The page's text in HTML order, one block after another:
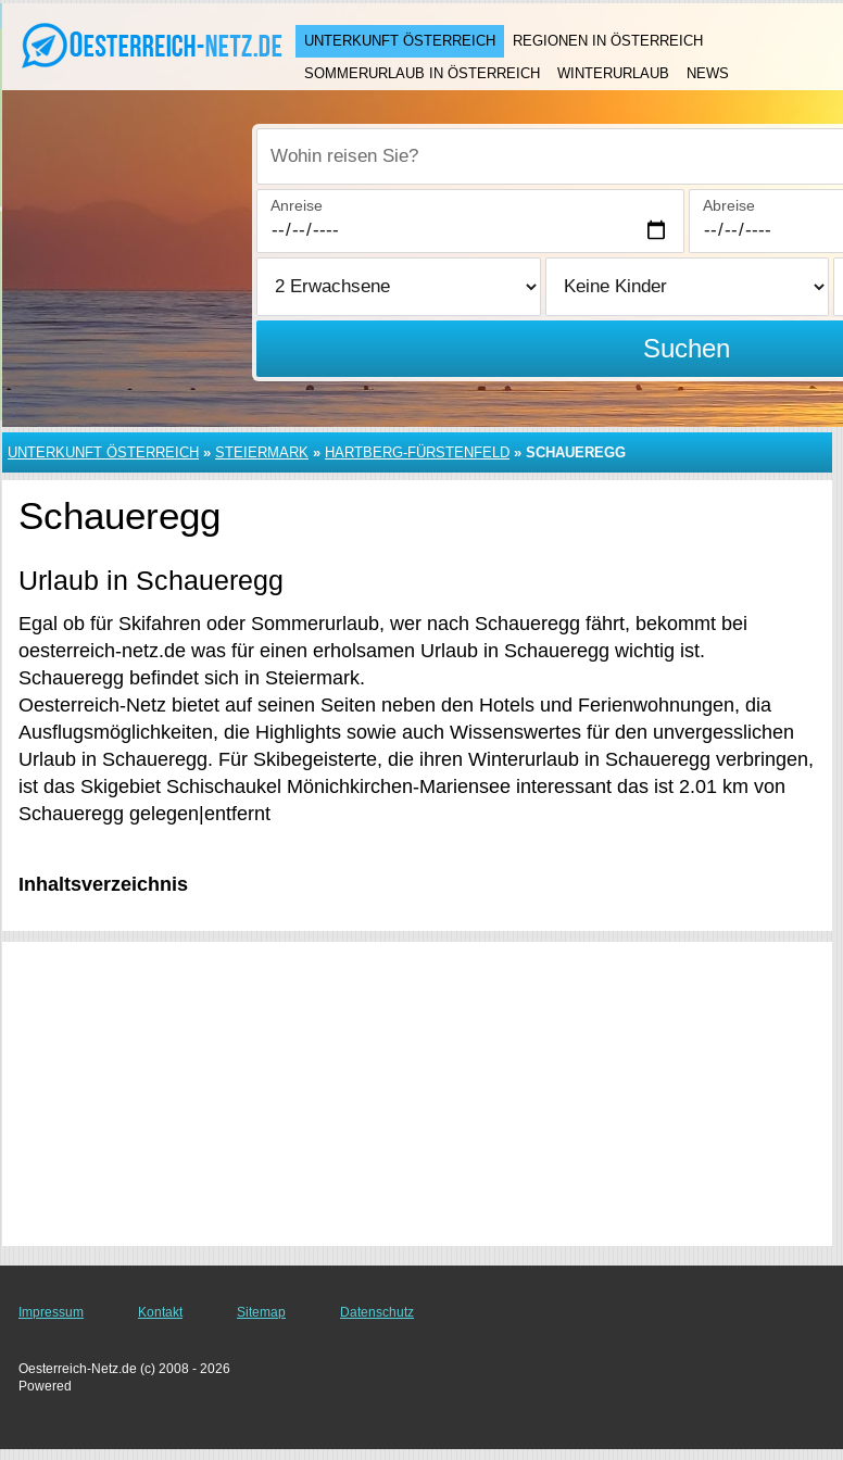
UNTERKUNFT ÖSTERREICH
REGIONEN IN ÖSTERREICH
SOMMERURLAUB IN ÖSTERREICH
WINTERURLAUB NEWS
Wohin reisen Sie?
Anreise Abreise
Suchen
UNTERKUNFT ÖSTERREICH » STEIERMARK » HARTBERG-FÜRSTENFELD » SCHAUEREGG
Schaueregg
Urlaub in Schaueregg
Egal ob für Skifahren oder Sommerurlaub, wer nach Schaueregg fährt, bekommt bei
oesterreich-netz.de was für einen erholsamen Urlaub in Schaueregg wichtig ist.
Schaueregg befindet sich in Steiermark.
Oesterreich-Netz bietet auf seinen Seiten neben den Hotels und Ferienwohnungen, dia
Ausflugsmöglichkeiten, die Highlights sowie auch Wissenswertes für den unvergesslichen
Urlaub in Schaueregg. Für Skibegeisterte, die ihren Winterurlaub in Schaueregg verbringen,
ist das Skigebiet Schischaukel Mönichkirchen-Mariensee interessant das ist 2.01 km von
Schaueregg gelegen|entfernt
Inhaltsverzeichnis
Impressum Kontakt Sitemap Datenschutz
Oesterreich-Netz.de (c) 2008 - 2026
Powered